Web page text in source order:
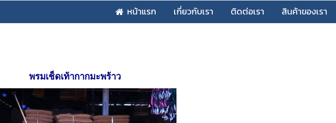
หน้าแรก เกี่ยวกับเรา ติดต่อเรา
สินค้าของเรา
พรมเช็ดเท้ากากมะพร้าว